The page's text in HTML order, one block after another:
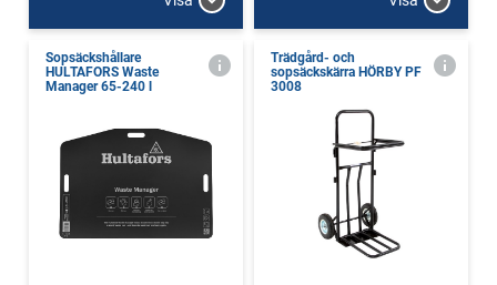
Sopsäckshållare
HULTAFORS Waste
Manager 65-240 l
Trädgård- och
sopsäckskärra HÖRBY PF
3008